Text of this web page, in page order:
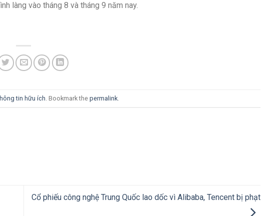
làng vào tháng 8 và tháng 9 năm nay.
tin hữu ích . Bookmark the permalink
Cổ phiếu công nghệ Trung Quốc lao dốc vì Alibaba, Tencent bị phạt